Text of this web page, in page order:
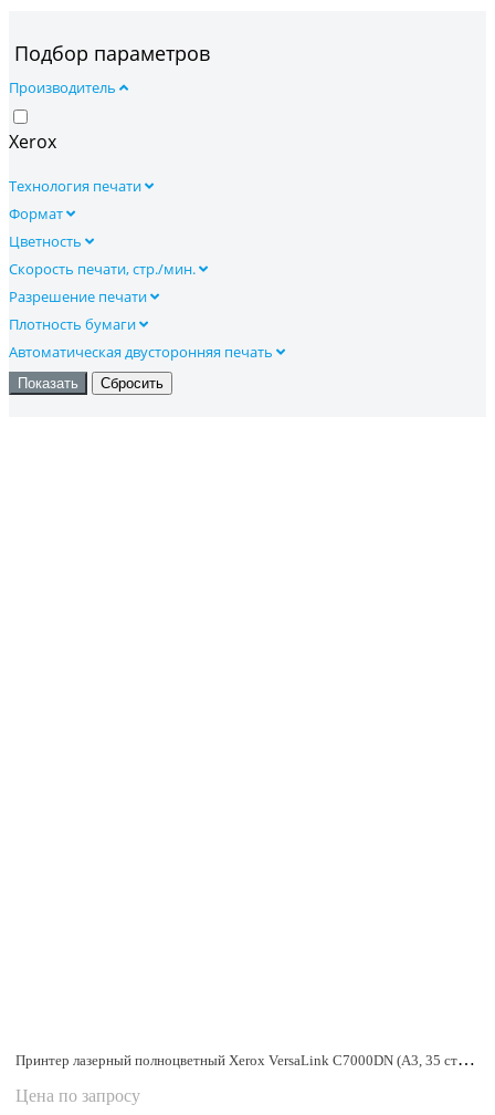
Подбор параметров
Производитель
Xerox
Технология печати
Формат
Цветность
Скорость печати, стр./мин.
Разрешение печати
Плотность бумаги
Автоматическая двусторонняя печать
Принтер лазерный полноцветный Xerox VersaLink C7000DN (A3, 35 стр/мин, 1200x2400 dpi, дуплекс, USB, Ethernet)
Цена по запросу